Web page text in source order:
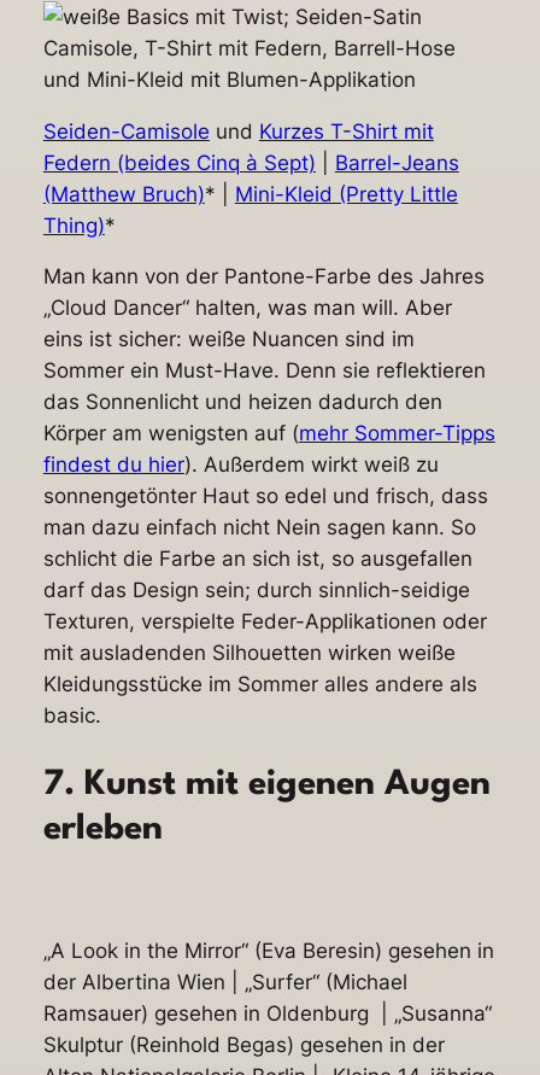
Seiden-Camisole und Kurzes T-Shirt mit
Federn (beides Cinq à Sept)
Barrel-Jeans
(Matthew Bruch)* | Mini-Kleid (Pretty Little
Thing)*
Man kann von der Pantone-Farbe des Jahres
„Cloud Dancer“ halten, was man will. Aber
eins ist sicher: weiße Nuancen sind im
Sommer ein Must-Have. Denn sie reflektieren
das Sonnenlicht und heizen dadurch den
Körper am wenigsten auf (mehr Sommer-Tipps
findest du hier). Außerdem wirkt weiß zu
sonnengetönter Haut so edel und frisch, dass
man dazu einfach nicht Nein sagen kann. So
schlicht die Farbe an sich ist, so ausgefallen
darf das Design sein; durch sinnlich-seidige
Texturen, verspielte Feder-Applikationen oder
mit ausladenden Silhouetten wirken weiße
Kleidungsstücke im Sommer alles andere als
basic.
7. Kunst mit eigenen Augen
erleben
„A Look in the Mirror“ (Eva Beresin) gesehen in
der Albertina Wien | „Surfer“ (Michael
Ramsauer) gesehen in Oldenburg | „Susanna“
Skulptur (Reinhold Begas) gesehen in der